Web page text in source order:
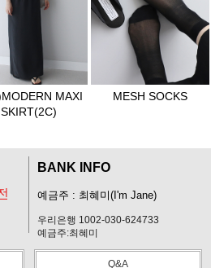
MAXI
SKIRT(2C)
MESH SOCKS
BANK INFO
예금주 : 최혜미(I'm Jane)
우리은행 1002-030-624733
예금주:최혜미
Q&A